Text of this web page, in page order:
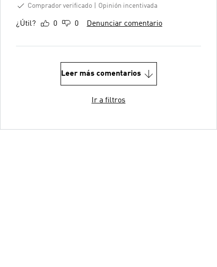
Comprador verificado
Opinión incentivada
¿Útil? 0 0 Denunciar comentario
Leer más comentarios
Ir a filtros